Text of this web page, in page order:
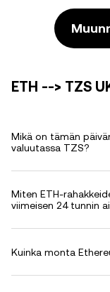
ETH --> TZS
Mikä on tämän
valuutassa TZS?
Miten ETH-
viimeisen 24 tunnin
Kuinka monta